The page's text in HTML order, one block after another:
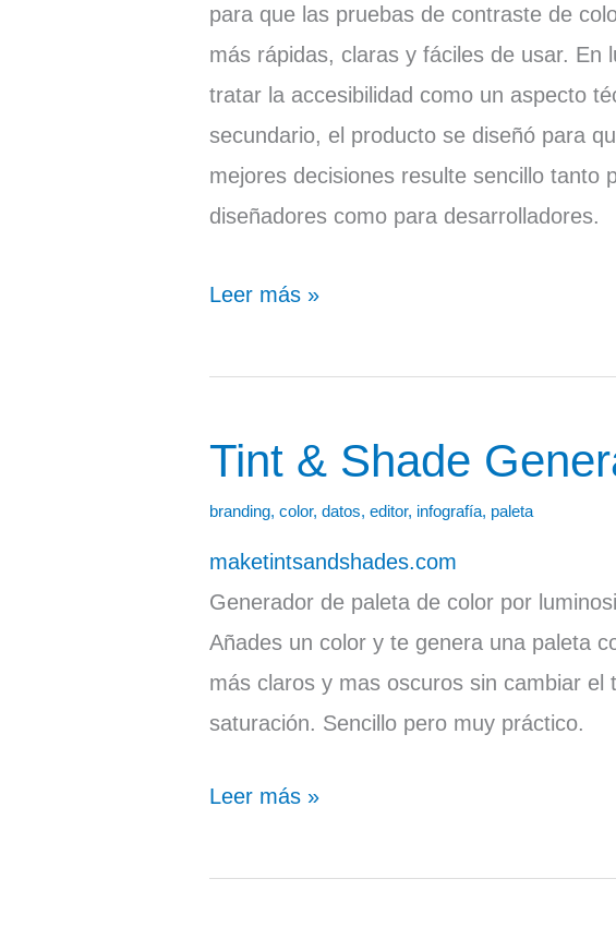
para que las pruebas de contraste de
más rápidas, claras y fáciles de usar. En
tratar la accesibilidad como un aspecto
secundario, el producto se diseñó para
mejores decisiones resulte sencillo tanto
diseñadores como para desarrolladores.
Leer más »
Tint & Shade
branding, color, datos, editor, infografía, paleta
maketintsandshades.com
Generador de paleta de color por
Añades un color y te genera una paleta
más claros y mas oscuros sin cambiar el
saturación. Sencillo pero muy práctico.
Tint
Generator
Leer más »